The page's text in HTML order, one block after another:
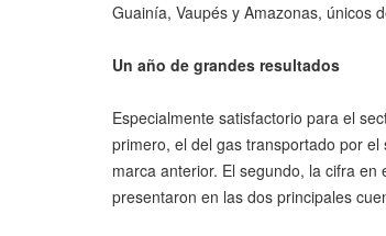
Guainía, Vaupés y Amazonas, únicos
Un año de grandes resultados
Especialmente satisfactorio para el
primero, el del gas transportado por
marca anterior. El segundo, la cifra
presentaron en las dos principales